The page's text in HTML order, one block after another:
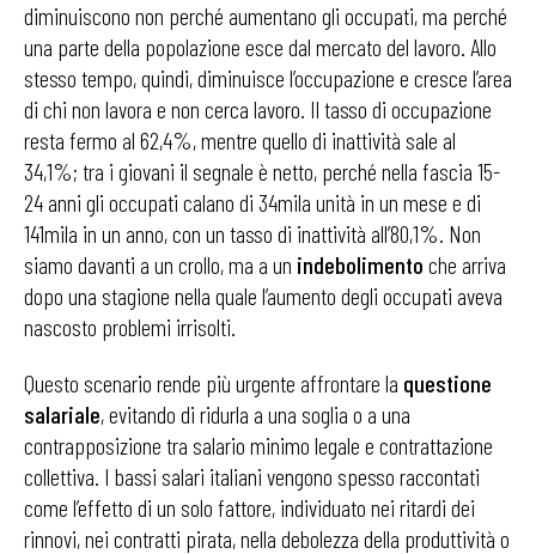
diminuiscono non perché aumentano gli occupati, ma perché
una parte della popolazione esce dal mercato del lavoro. Allo
stesso tempo, quindi, diminuisce l’occupazione e cresce l’area
di chi non lavora e non cerca lavoro. Il tasso di occupazione
resta fermo al 62,4%, mentre quello di inattività sale al
34,1%; tra i giovani il segnale è netto, perché nella fascia 15-
24 anni gli occupati calano di 34mila unità in un mese e di
141mila in un anno, con un tasso di inattività all’80,1%. Non
siamo davanti a un crollo, ma a un indebolimento che arriva
dopo una stagione nella quale l’aumento degli occupati aveva
nascosto problemi irrisolti.
Questo scenario rende più urgente affrontare la questione
salariale, evitando di ridurla a una soglia o a una
contrapposizione tra salario minimo legale e contrattazione
collettiva. I bassi salari italiani vengono spesso raccontati
come l’effetto di un solo fattore, individuato nei ritardi dei
rinnovi, nei contratti pirata, nella debolezza della produttività o